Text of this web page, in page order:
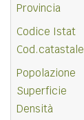
Provincia
Codice Istat
Cod.catastale
Popolazione
Superficie
Densità